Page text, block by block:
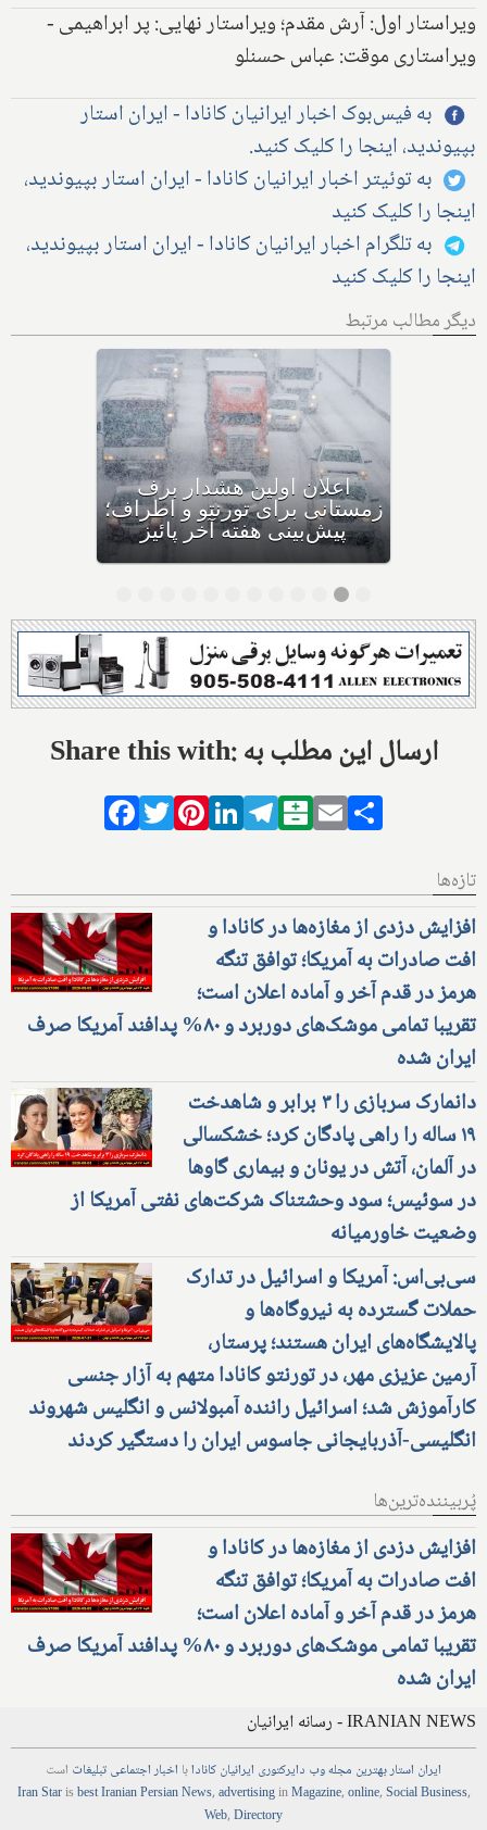
ویراستار اول: آرش مقدم؛ ویراستار نهایی: پر ابراهیمی -
ویراستاری موقت: عباس حسنلو
به فیس‌بوک اخبار ایرانیان کانادا - ایران استار
بپیوندید، اینجا را کلیک کنید.
به توئیتر اخبار ایرانیان کانادا - ایران استار بپیوندید،
اینجا را کلیک کنید
به تلگرام اخبار ایرانیان کانادا - ایران استار بپیوندید،
اینجا را کلیک کنید
دیگر مطالب مرتبط
اولین بارش برف سنگین
زمستانی، مونترال و شرق
کانادا را در نوردید
Share this with: ارسال این مطلب به
Facebook
TwitterPinterestLinkedIn
Telegram
Balatarin
Email
تازه‌ها
افزایش دزدی از مغازه‌ها در کانادا و
افت صادرات به آمریکا؛ توافق تنگه
هرمز در قدم آخر و آماده اعلان است؛
تقریبا تمامی موشک‌های دوربرد و ۸۰% پدافند آمریکا صرف
ایران شده
دانمارک سربازی را ۳ برابر و شاهدخت
۱۹ ساله را راهی پادگان کرد؛ خشکسالی
در آلمان، آتش در یونان و بیماری گاوها
در سوئیس؛ سود وحشتناک شرکت‌های نفتی آمریکا از
وضعیت خاورمیانه
سی‌بی‌اس: آمریکا و اسرائیل در تدارک
حملات گسترده به نیروگاه‌ها و
پالایشگاه‌های ایران هستند؛ پرستار،
آرمین عزیزی مهر، در تورنتو کانادا متهم به آزار جنسی
کارآموزش شد؛ اسرائیل راننده آمبولانس و انگلیس شهروند
انگلیسی-آذربایجانی جاسوس ایران را دستگیر کردند
پُربیننده‌ترین‌ها
افزایش دزدی از مغازه‌ها در کانادا و
افت صادرات به آمریکا؛ توافق تنگه
هرمز در قدم آخر و آماده اعلان است؛
تقریبا تمامی موشک‌های دوربرد و ۸۰% پدافند آمریکا صرف
ایران شده
IRANIAN NEWS - رسانه ایرانیان
ایران استاربهترین مجلهوب دایرکتوری ایرانیان کانادابا اخباراجتماعیتبلیغات است
Iran Starisbest Iranian PersianNews,advertisinginMagazine,online,Social Business,
Web,Directory